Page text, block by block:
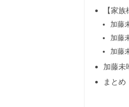
【家
加藤
加藤
加藤
加藤未
まとめ